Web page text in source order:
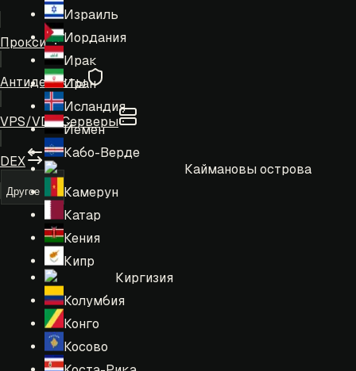
Израиль
Иордания
Ирак
Иран
Исландия
Йемен
Кабо-Верде
Каймановы острова
Камерун
Катар
Кения
Кипр
Киргизия
Колумбия
Конго
Косово
Прокси
Антидетекты
VPS/VDS Серверы
DEX
Другое